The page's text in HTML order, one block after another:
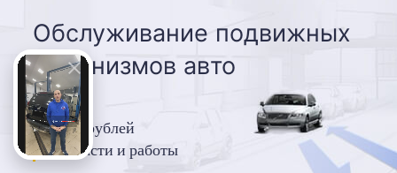
Обслуживание подвижных
механизмов авто
1000 рублей
запчасти и работы